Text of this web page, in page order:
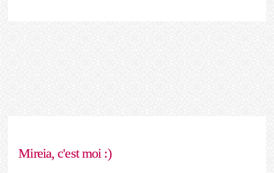
Mireia, c'est moi :)